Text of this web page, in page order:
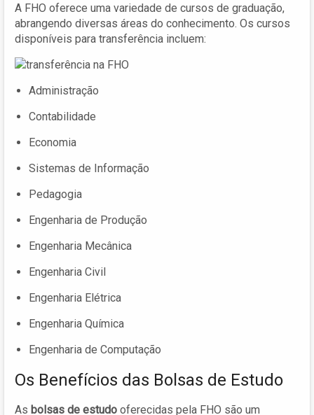
A FHO oferece uma variedade de cursos de graduação,
abrangendo diversas áreas do conhecimento. Os cursos
disponíveis para transferência incluem:
Administração
Contabilidade
Economia
Sistemas de Informação
Pedagogia
Engenharia de Produção
Engenharia Mecânica
Engenharia Civil
Engenharia Elétrica
Engenharia Química
Engenharia de Computação
Os Benefícios das Bolsas de Estudo
As bolsas de estudo oferecidas pela FHO são um